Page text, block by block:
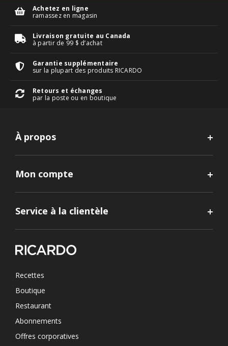
Achetez en ligne
ramassez en magasin
Livraison gratuite au Canada
à partir de 99 $ d’achat
Garantie supplémentaire
sur la plupart des produits RICARDO
Retours et échanges
par la poste ou en boutique
À propos
Mon compte
Service à la clientèle
Recettes
Boutique
Restaurant
Abonnements
Offres corporatives